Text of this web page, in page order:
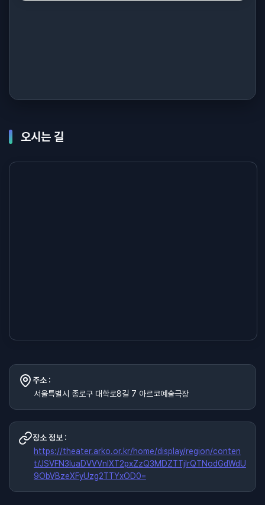
오시는 길
주소 :
서울특별시 종로구 대학로8길 7 아르코예술극장
장소 정보 :
https://theater.arko.or.kr/home/display/region/conten
t/JSVFN3luaDVVVnlXT2pxZzQ3MDZTTjIrQTNodGdWdU
9ObVBzeXFyUzg2TTYxOD0=